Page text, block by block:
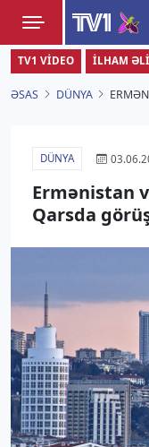
TV1
TV1 VIDEO İLHAM
ƏSAS DÜNYA
DÜNYA
Ermənistan
Qarsda